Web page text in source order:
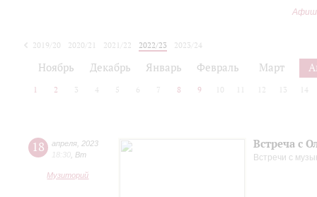
2019/20 2020/21 2021/22 2022/23
2023/24
Ноябрь Декабрь Январь Февраль Март
1 2 3 4 5 6 7 8 9 10 12 13 14
18 апреля 2023
18:30 Вт
Музиторий
Встреча с
Встречи с